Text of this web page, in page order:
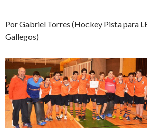
Por Gabriel Torres (Hockey Pista para
Gallegos)